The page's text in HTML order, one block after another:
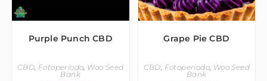
Purple Punch CBD
CBD Fotoperíodo Woo Seed
Bank
Grape Pie CBD
CBD Fotoperíodo, Woo Seed
Bank